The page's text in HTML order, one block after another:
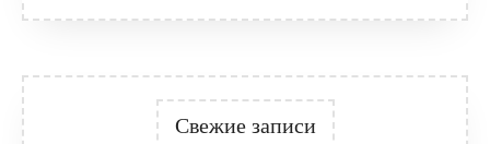
Свежие записи